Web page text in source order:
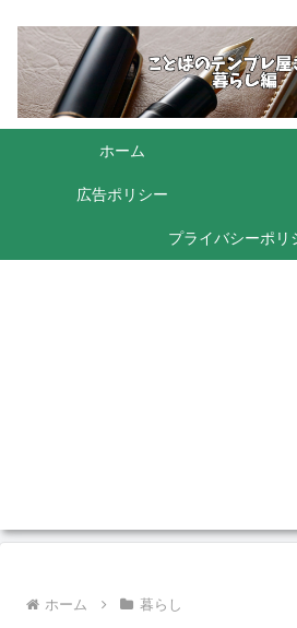
ホーム
広告ポリシー
プライバシーポリ
ホーム 暮らし